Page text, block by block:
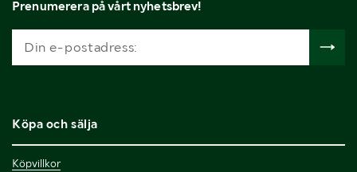
Prenumerera på vårt nyhetsbrev!
Köpa och sälja
Köpvillkor